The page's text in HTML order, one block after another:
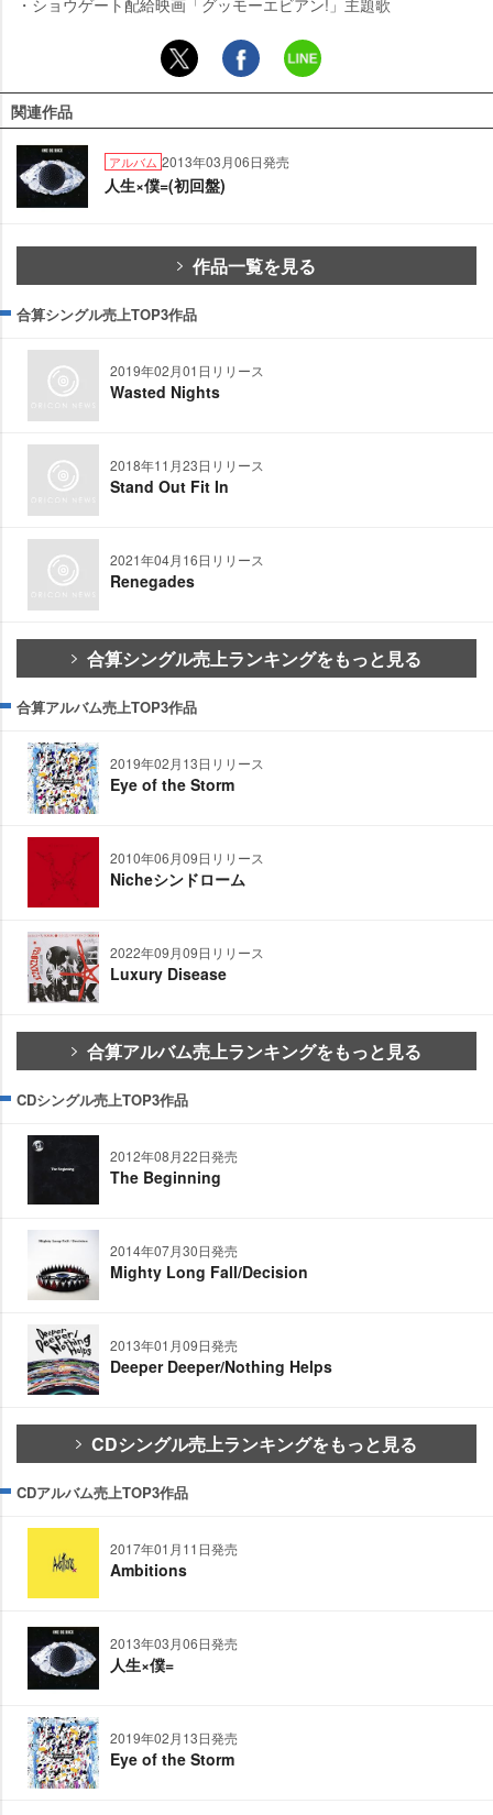
関連作品
アルバム 2013年03月06日発売
人生×僕=(初回盤)
作品一覧を見る
合算シングル売上TOP3作品
2019年02月01日リリース
Wasted Nights
2018年11月23日リリース
Stand Out Fit In
2021年04月16日リリース
Renegades
合算シングル売上ランキングをもっと見る
合算アルバム売上TOP3作品
2019年02月13日リリース
Eye of the Storm
2010年06月09日リリース
Nicheシンドローム
2022年09月09日リリース
Luxury Disease
合算アルバム売上ランキングをもっと見る
CDシングル売上TOP3作品
2012年08月22日発売
The Beginning
2014年07月30日発売
Mighty Long Fall/Decision
2013年01月09日発売
Deeper Deeper/Nothing Helps
CDシングル売上ランキングをもっと見る
CDアルバム売上TOP3作品
2017年01月11日発売
Ambitions
2013年03月06日発売
人生×僕=
2019年02月13日発売
Eye of the Storm